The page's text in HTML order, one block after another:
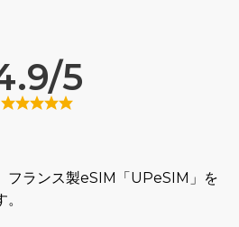
5
フランス製eSIM「UPeSIM」を